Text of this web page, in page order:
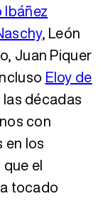
Ibáñez
, León
Juan Piquer
Eloy de
décadas
con
en los
el
tocado